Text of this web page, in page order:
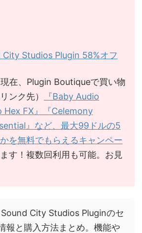
City Studios Plugin 58%オフ
在、Plugin Boutiqueで買い物
ンク先）
『Baby Audio
Hex FX』『Celemony
』など、最大99ドルの5
を無料でもらえるキャンペー
す！複数回利用も可能。お見
City Studios Pluginのセ
報と購入方法まとめ。機能や